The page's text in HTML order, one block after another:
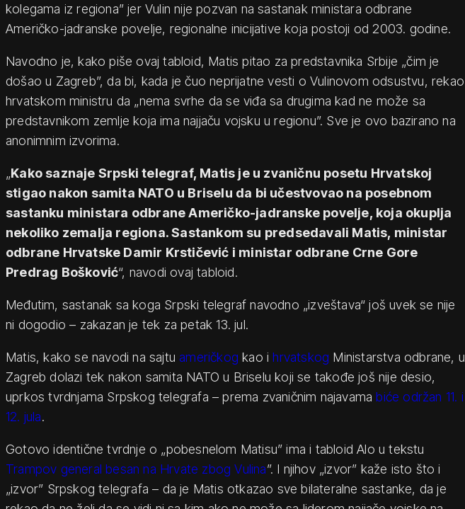
kolegama iz regiona” jer Vulin nije pozvan na sastanak ministara odbrane
Američko-jadranske povelje, regionalne inicijative koja postoji od 2003. godine.
Navodno je, kako piše ovaj tabloid, Matis pitao za predstavnika Srbije „čim je
došao u Zagreb”, da bi, kada je čuo neprijatne vesti o Vulinovom odsustvu, rekao
hrvatskom ministru da „nema svrhe da se viđa sa drugima kad ne može sa
predstavnikom zemlje koja ima najjaču vojsku u regionu”. Sve je ovo bazirano na
anonimnim izvorima.
„Kako saznaje Srpski telegraf, Matis je u zvaničnu posetu Hrvatskoj
stigao nakon samita NATO u Briselu da bi učestvovao na posebnom
sastanku ministara odbrane Američko-jadranske povelje, koja okuplja
nekoliko zemalja regiona. Sastankom su predsedavali Matis, ministar
odbrane Hrvatske Damir Krstičević i ministar odbrane Crne Gore
Predrag Bošković“, navodi ovaj tabloid.
Međutim, sastanak sa koga Srpski telegraf navodno „izveštava“ još uvek se nije
ni dogodio – zakazan je tek za petak 13. jul.
Matis, kako se navodi na sajtu američkog kao ihrvatskog Ministarstva odbrane, u
Zagreb dolazi tek nakon samita NATO u Briselu koji se takođe još nije desio,
uprkos tvrdnjama Srpskog telegrafa – prema zvaničnim najavamabiće održan 11. i
12. jula.
Gotovo identične tvrdnje o „pobesnelom Matisu” ima i tabloid Alo u tekstu
Trampov general besan na Hrvate zbog Vulina”. I njihov „izvor” kaže isto što i
„izvor” Srpskog telegrafa – da je Matis otkazao sve bilateralne sastanke, da je